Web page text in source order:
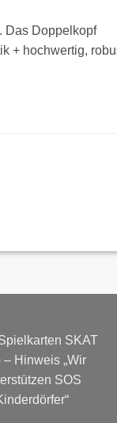
Das Doppelkopf
+ hochwertig,